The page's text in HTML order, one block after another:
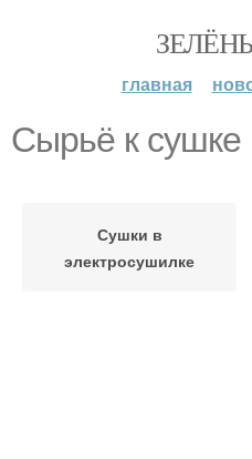
главная
Сырьё к сушке
Сушки в
электросушилке